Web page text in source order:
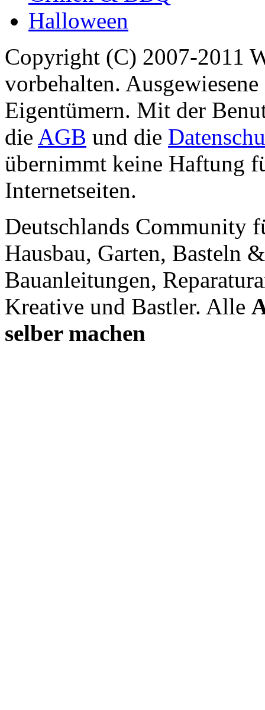
Halloween
Copyright (C) 2007-2011
vorbehalten.
Eigentümern. Mit der
die AGB und die
übernimmt keine Haftung
Internetseiten.
Deutschlands Community
Hausbau, Garten, Basteln
Bauanleitungen,
Kreative und Bastler. Alle
selber machen